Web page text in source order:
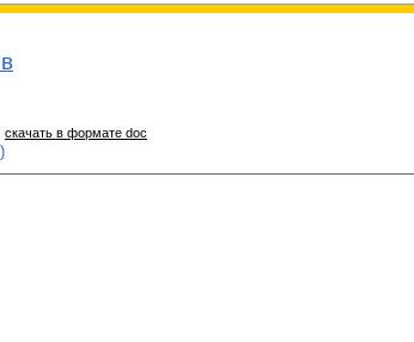
скачать в формате doc